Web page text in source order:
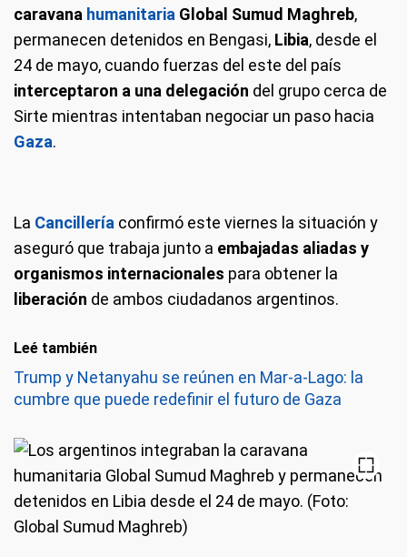
caravana humanitaria Global Sumud Maghreb,
permanecen detenidos en Bengasi, Libia, desde el
24 de mayo, cuando fuerzas del este del país
interceptaron a una delegación del grupo cerca de
Sirte mientras intentaban negociar un paso hacia
Gaza.
La Cancillería confirmó este viernes la situación y
aseguró que trabaja junto a embajadas aliadas y
organismos internacionales para obtener la
liberación de ambos ciudadanos argentinos.
Leé también
Trump y Netanyahu se reúnen en Mar-a-Lago: la
cumbre que puede redefinir el futuro de Gaza